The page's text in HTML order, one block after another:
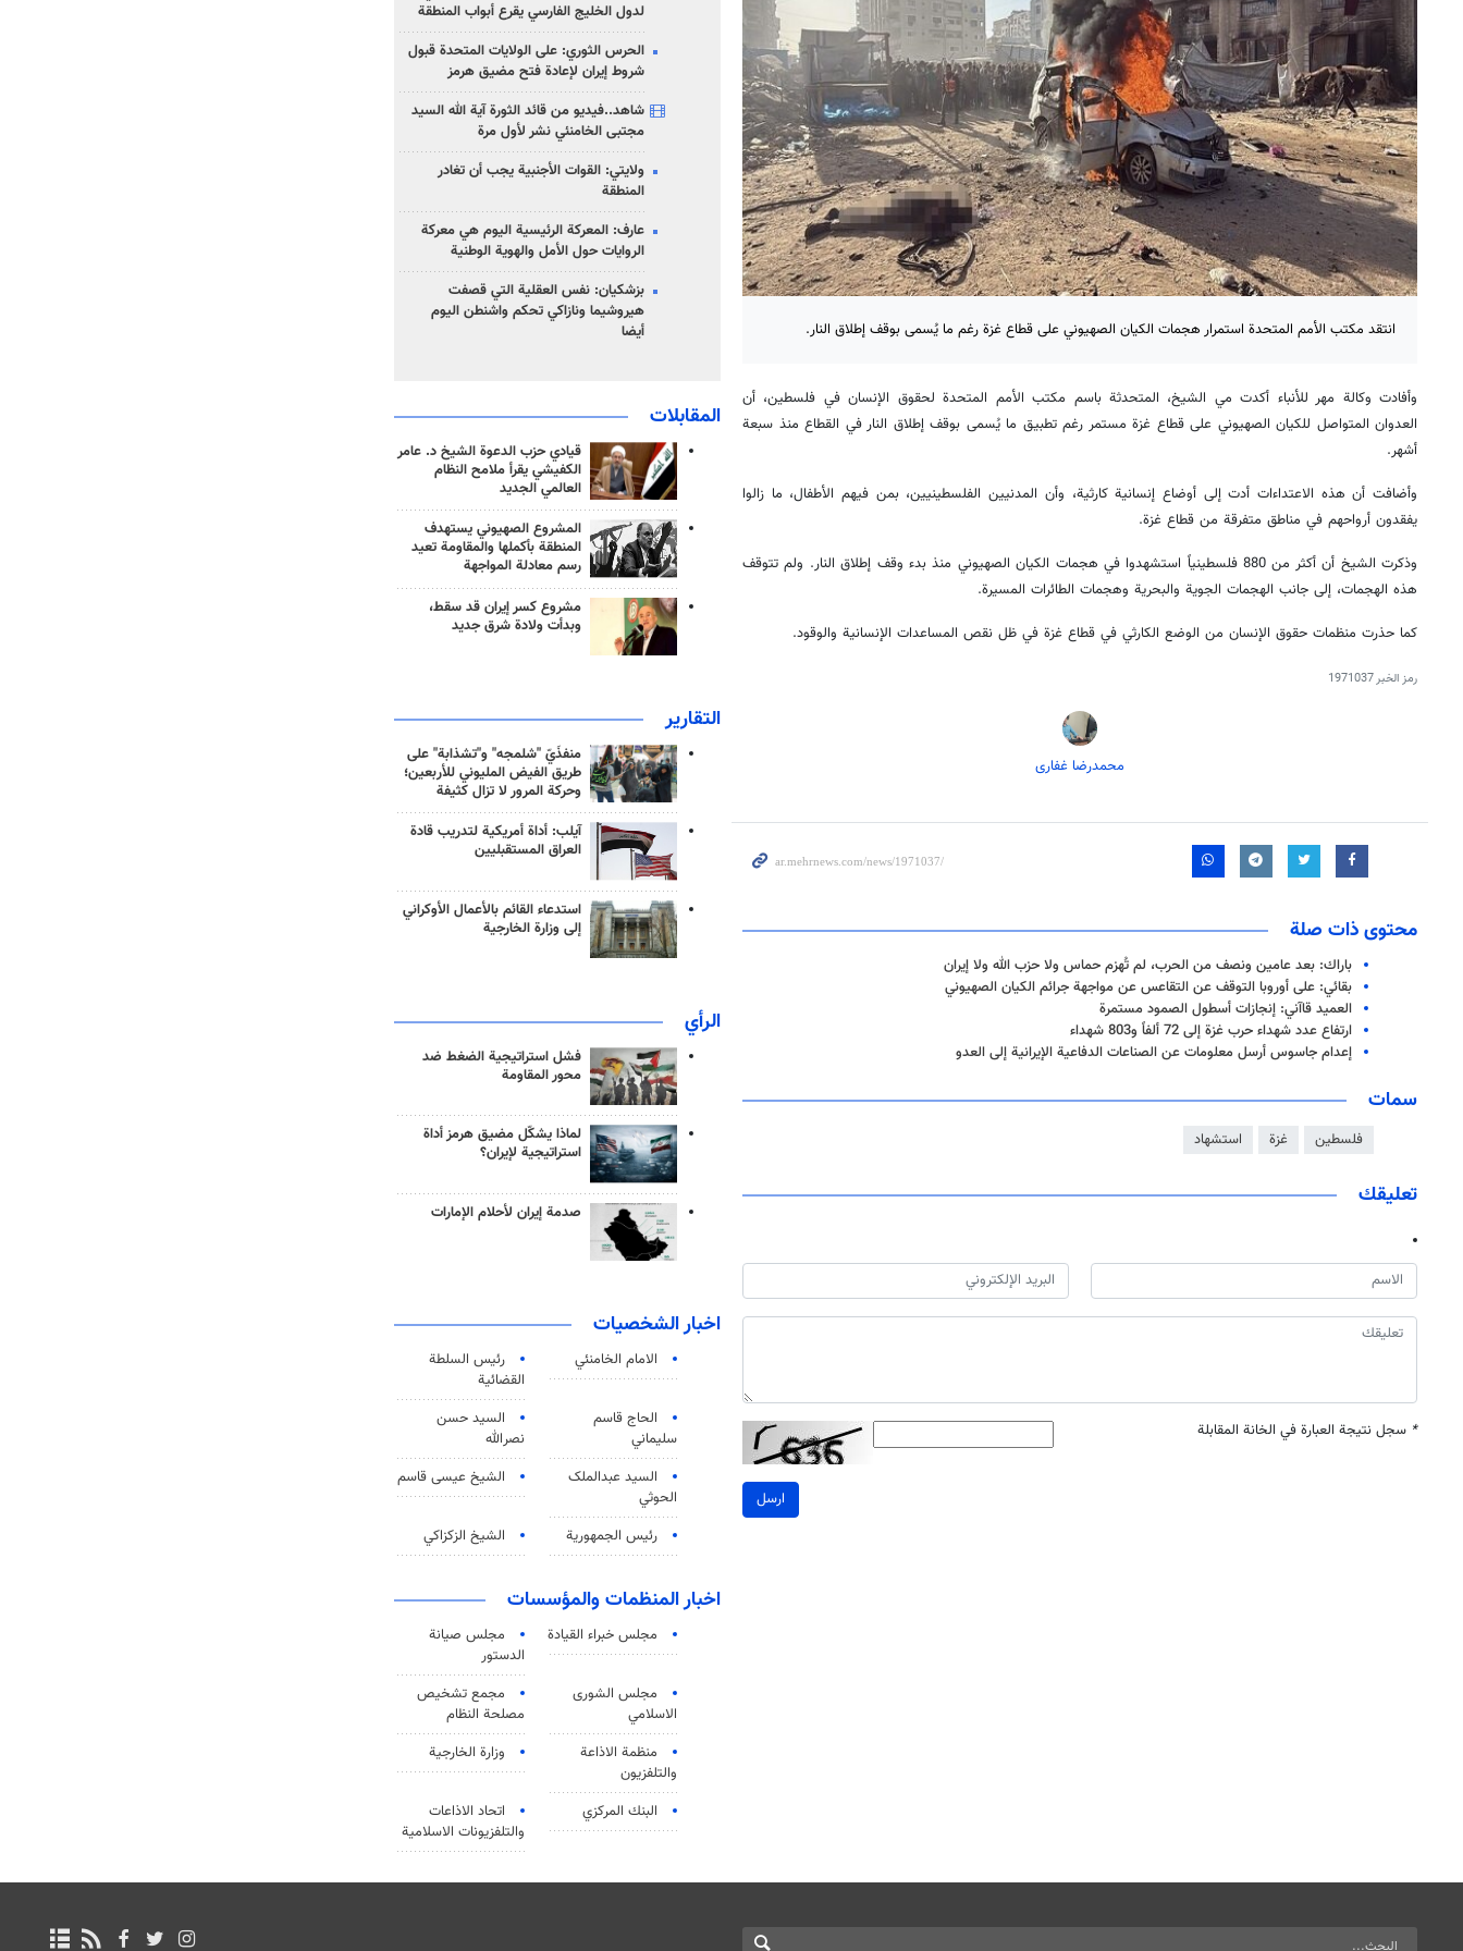
انتقد مكتب الأمم المتحدة استمرار هجمات الكيان الصهيوني على قطاع غزة رغم ما يُسمى بوقف إطلاق النار.
وأفادت وكالة مهر للأنباء أكدت مي الشيخ، المتحدثة باسم مكتب الأمم المتحدة لحقوق الإنسان في فلسطين، أن
العدوان المتواصل للكيان الصهيوني على قطاع غزة مستمر رغم تطبيق ما يُسمى بوقف إطلاق النار في القطاع منذ سبعة
أشهر.
وأضافت أن هذه الاعتداءات أدت إلى أوضاع إنسانية كارثية، وأن المدنيين الفلسطينيين، بمن فيهم الأطفال، ما زالوا
يفقدون أرواحهم في مناطق متفرقة من قطاع غزة.
وذكرت الشيخ أن أكثر من 880 فلسطينياً استشهدوا في هجمات الكيان الصهيوني منذ بدء وقف إطلاق النار. ولم تتوقف
هذه الهجمات، إلى جانب الهجمات الجوية والبحرية وهجمات الطائرات المسيرة.
كما حذرت منظمات حقوق الإنسان من الوضع الكارثي في قطاع غزة في ظل نقص المساعدات الإنسانية والوقود.
رمز الخبر1971037
محمدرضا غفاری
محتوى ذات صلة
باراك: بعد عامين ونصف من الحرب، لم تُهزم حماس ولا حزب الله ولا إيران
بقائي: على أوروبا التوقف عن التقاعس عن مواجهة جرائم الكيان الصهيوني
العميد قاآني: إنجازات أسطول الصمود مستمرة
ارتفاع عدد شهداء حرب غزة إلى 72 ألفاً و803 شهداء
إعدام جاسوس أرسل معلومات عن الصناعات الدفاعية الإيرانية إلى العدو
سمات
فلسطين غزة استشهاد
تعليقك
* سجل نتيجة العبارة في الخانة المقابلة
ارسل
لدول الخليج الفارسي يقرع أبواب المنطقة
الحرس الثوري: على الولايات المتحدة قبول
شروط إيران لإعادة فتح مضيق هرمز
شاهد..فيديو من قائد الثورة آية الله السيد
مجتبى الخامنئي نشر لأول مرة
ولايتي: القوات الأجنبية يجب أن تغادر
المنطقة
عارف: المعركة الرئيسية اليوم هي معركة
الروايات حول الأمل والهوية الوطنية
بزشكيان: نفس العقلية التي قصفت
هيروشيما ونازاكي تحكم واشنطن اليوم
أيضا
المقابلات
قيادي حزب الدعوة الشيخ د. عامر
الكفيشي يقرأ ملامح النظام
العالمي الجديد
المشروع الصهيوني يستهدف
المنطقة بأكملها والمقاومة تعيد
رسم معادلة المواجهة
مشروع كسر إيران قد سقط،
وبدأت ولادة شرق جديد
التقارير
منفذَيّ "شلمجه" و"تشذابة" على
طريق الفيض المليوني للأربعين؛
وحركة المرور لا تزال كثيفة
آيلب: أداة أمريكية لتدريب قادة
العراق المستقبليين
استدعاء القائم بالأعمال الأوكراني
إلى وزارة الخارجية
الرأي
فشل استراتيجية الضغط ضد
محور المقاومة
لماذا يشكّل مضيق هرمز أداة
استراتيجية لإيران؟
صدمة إيران لأحلام الإمارات
اخبار الشخصيات
الامام الخامنئي
رئیس السلطة
القضائیة
الحاج قاسم
سليماني
السيد حسن
نصرالله
السید عبدالملک
الحوثي
الشيخ عيسى قاسم
رئيس الجمهورية الشيخ الزكزاكي
اخبار المنظمات والمؤسسات
مجلس خبراء القيادة
مجلس صيانة
الدستور
مجلس الشورى
الاسلامي
مجمع تشخيص
مصلحة النظام
منظمة الاذاعة
والتلفزیون
وزارة الخارجية
البنك المركزي
اتحاد الاذاعات
والتلفزيونات الاسلامية